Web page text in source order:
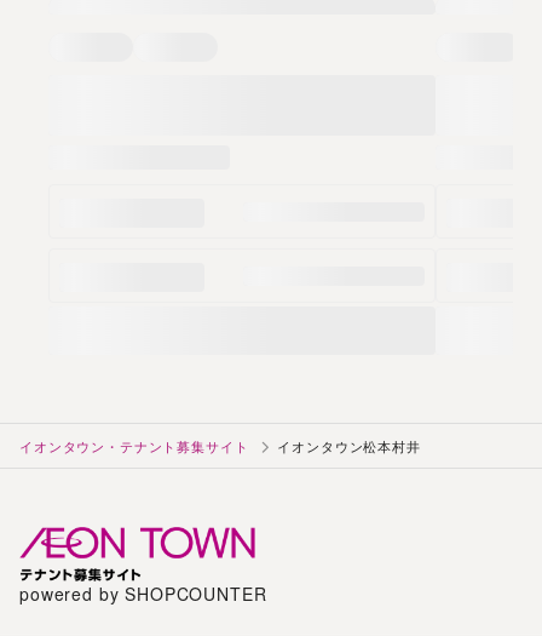
イオンタウン・テナント募集サイト イオンタウン松本村井
powered by SHOPCOUNTER